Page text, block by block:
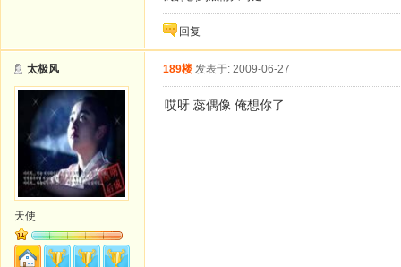
回复
太极风
天使
189楼 发表于: 2009-06-27
哎呀 蕊偶像 俺想你了